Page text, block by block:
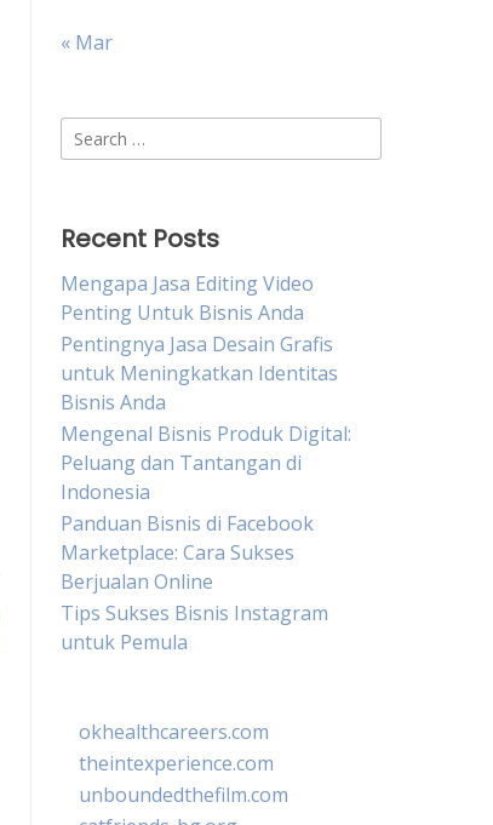
« Mar
Search
for:
Recent Posts
Mengapa Jasa Editing Video
Penting Untuk Bisnis Anda
Pentingnya Jasa Desain Grafis
untuk Meningkatkan Identitas
Bisnis Anda
Mengenal Bisnis Produk Digital:
Peluang dan Tantangan di
Indonesia
Panduan Bisnis di Facebook
Marketplace: Cara Sukses
Berjualan Online
Tips Sukses Bisnis Instagram
untuk Pemula
okhealthcareers.com
theintexperience.com
unboundedthefilm.com